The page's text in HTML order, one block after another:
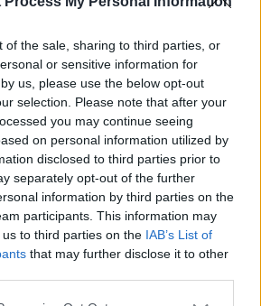
of the sale, sharing to third parties, or
or sensitive information for
us, please use the below opt-out
selection. Please note that after your
you may continue seeing
on personal information utilized by
disclosed to third parties prior to
separately opt-out of the further
information by third parties on the
participants. This information may
to third parties on the IAB’s List of
that may further disclose it to other